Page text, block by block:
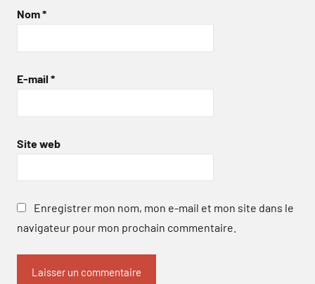
Nom*
E-mail *
Site web
Enregistrer mon nom, mon e-mail et mon site dans le
navigateur pour mon prochain commentaire.